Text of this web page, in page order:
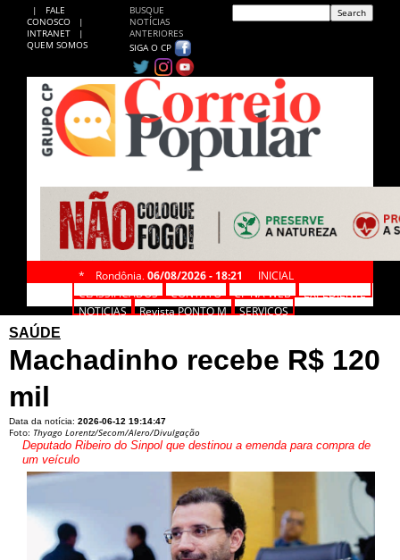
|
FALE
CONOSCO
|
INTRANET
|
QUEM SOMOS
BUSQUE
NOTÍCIAS
ANTERIORES
SIGA O CP
* Rondônia, 06/08/2026 - 18:21
INICIAL
CLASSIFICADOS
CONTATO CP NA WEB
EXPEDIENTE
NOTÍCIAS
Revista PONTO M
SERVIÇOS
SAÚDE
Machadinho recebe R$ 120
mil
Data da notícia: 2026-06-12 19:14:47
Foto: Thyago Lorentz/Secom/Alero/Divulgação
Deputado Ribeiro do Sinpol que destinou a emenda para compra de
um veículo